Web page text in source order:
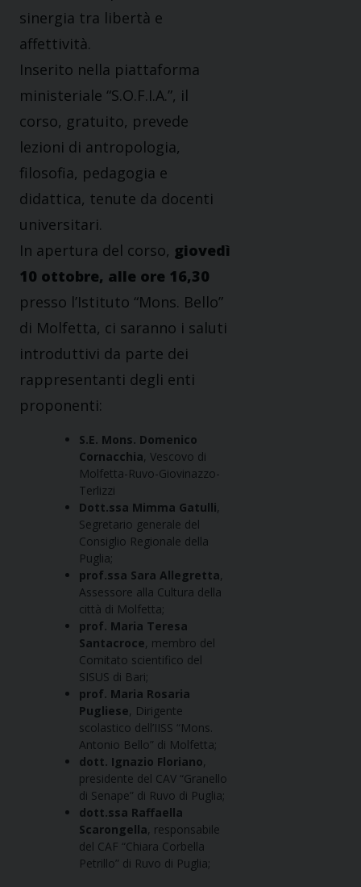
sinergia tra libertà e
affettività.
Inserito nella piattaforma
ministeriale “S.O.F.I.A.”, il
corso, gratuito, prevede
lezioni di antropologia,
filosofia, pedagogia e
didattica, tenute da docenti
universitari.
In apertura del corso, giovedì
10 ottobre, alle ore 16,30
presso l’Istituto “Mons. Bello”
di Molfetta, ci saranno i saluti
introduttivi da parte dei
rappresentanti degli enti
proponenti:
S.E. Mons. Domenico
Cornacchia, Vescovo di
Molfetta-Ruvo-Giovinazzo-
Terlizzi
Dott.ssa Mimma Gatulli,
Segretario generale del
Consiglio Regionale della
Puglia;
prof.ssa Sara Allegretta,
Assessore alla Cultura della
città di Molfetta;
prof. Maria Teresa
Santacroce, membro del
Comitato scientifico del
SISUS di Bari;
prof. Maria Rosaria
Pugliese, Dirigente
scolastico dell’IISS “Mons.
Antonio Bello” di Molfetta;
dott. Ignazio Floriano,
presidente del CAV “Granello
di Senape” di Ruvo di Puglia;
dott.ssa Raffaella
Scarongella, responsabile
del CAF “Chiara Corbella
Petrillo” di Ruvo di Puglia;